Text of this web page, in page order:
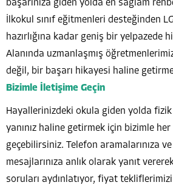
başarınıza giden yolda en sağlam
İlkokul sınıf eğitmenleri desteğinden
hazırlığına kadar geniş bir yelpazede
Alanında uzmanlaşmış
değil, bir başarı hikayesi haline
Bizimle İletişime Geçin
Hayallerinizdeki okula giden yolda fizik
yanınız haline getirmek için bizimle
geçebilirsiniz. Telefon aramalarınıza
mesajlarınıza anlık olarak yanıt
soruları aydınlatıyor, fiyat